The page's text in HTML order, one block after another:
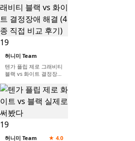
19
허니미 Team
텐가 플립 제로 그래비티
블랙 vs 화이트 결정장애
기)
19
허니미 Team ★ 4.0